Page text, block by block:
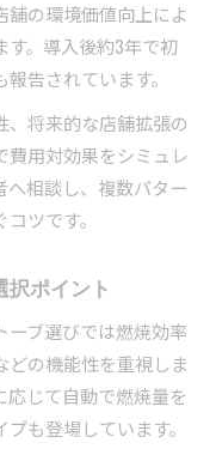
の環境価値向上によ
。導入後約3年で初
告されています。
将来的な店舗拡張の
費用対効果をシミュレ
へ相談し、複数パター
ツです。
択ポイント
ブ選びでは燃焼効率
の機能性を重視しま
応じて自動で燃焼量を
も登場しています。